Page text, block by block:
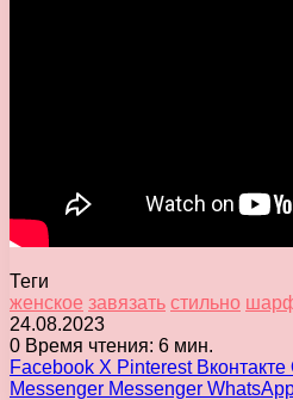
Теги
женское завязать стильно
24.08.2023
0 Время чтения: 6 мин.
Facebook X Pinterest Вконтакте
Messenger Messenger